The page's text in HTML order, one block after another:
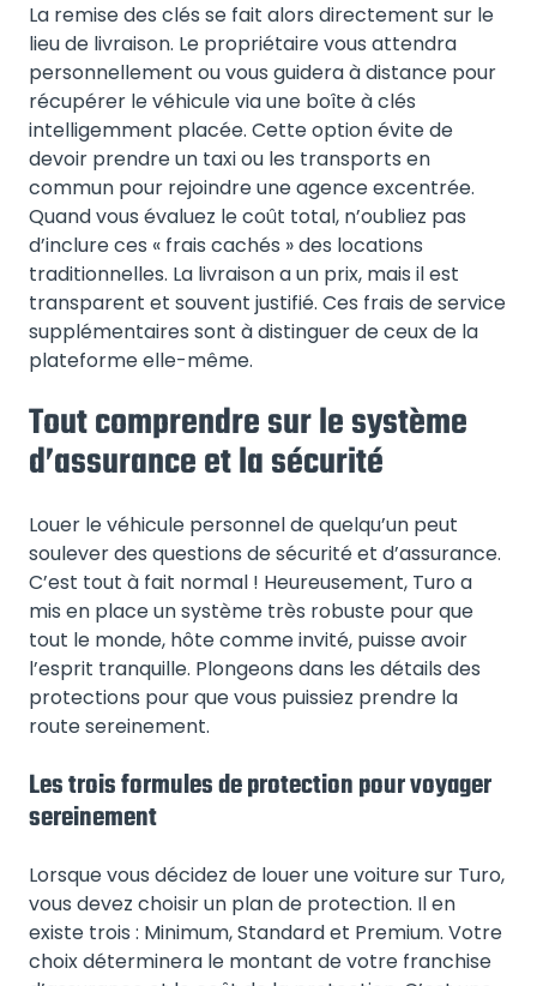
La remise des clés se fait alors directement sur le
lieu de livraison. Le propriétaire vous attendra
personnellement ou vous guidera à distance pour
récupérer le véhicule via une boîte à clés
intelligemment placée. Cette option évite de
devoir prendre un taxi ou les transports en
commun pour rejoindre une agence excentrée.
Quand vous évaluez le coût total, n’oubliez pas
d’inclure ces « frais cachés » des locations
traditionnelles. La livraison a un prix, mais il est
transparent et souvent justifié. Ces frais de service
supplémentaires sont à distinguer de ceux de la
plateforme elle-même.
Tout comprendre sur le système
d’assurance et la sécurité
Louer le véhicule personnel de quelqu’un peut
soulever des questions de sécurité et d’assurance.
C’est tout à fait normal ! Heureusement, Turo a
mis en place un système très robuste pour que
tout le monde, hôte comme invité, puisse avoir
l’esprit tranquille. Plongeons dans les détails des
protections pour que vous puissiez prendre la
route sereinement.
Les trois formules de protection pour voyager
sereinement
Lorsque vous décidez de louer une voiture sur Turo,
vous devez choisir un plan de protection. Il en
existe trois : Minimum, Standard et Premium. Votre
choix déterminera le montant de votre franchise